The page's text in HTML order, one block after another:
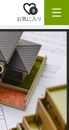
お気に入り
0